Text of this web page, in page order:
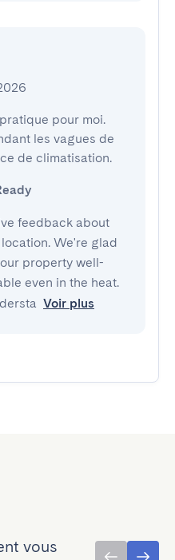
pour moi.
les vagues de
de climatisation.
feedback about
We're glad
property well-
even in the heat.
Voir plus
vous